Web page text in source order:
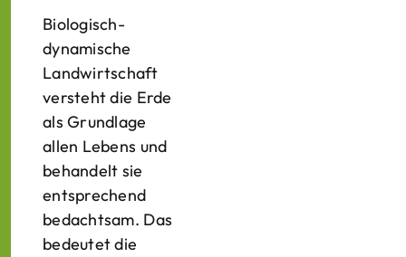
Biologisch-
dynamische
Landwirtschaft
versteht die Erde
als Grundlage
allen Lebens und
behandelt sie
entsprechend
bedachtsam. Das
bedeutet die